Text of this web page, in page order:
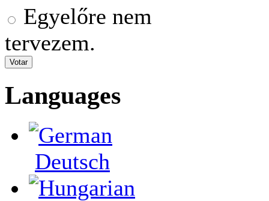
Egyelőre nem
tervezem.
Languages
Deutsch